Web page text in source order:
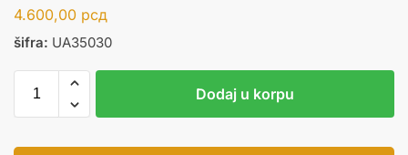
4.600,00 рсд
šifra: UA35030
Dodaj u korpu